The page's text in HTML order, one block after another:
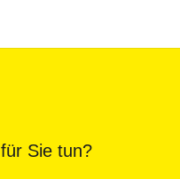
Sie tun?